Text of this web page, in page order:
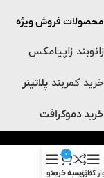
محصولات فروش ویژه
زانوبند زاپیامکس
خرید کمربند پلاتینر
خرید دموکرافت
کناری
مقایسه
0
سبد خریدمنو